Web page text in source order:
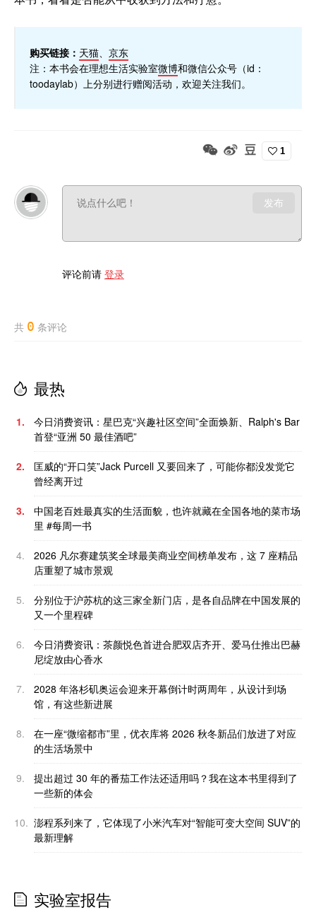
购买链接： 天猫
京东
注：本书会在理想生活实验室微博和微信公众号（id：
toodaylab）上分别进行赠阅活动，欢迎关注我们。
1
发布
评论前请 登录
共 0 条评论
最热
1.
今日消费资讯：星巴克“兴趣社区空间”全面焕新、Ralph's Bar
首登“亚洲 50 最佳酒吧”
2.
匡威的“开口笑”Jack Purcell 又要回来了，可能你都没发觉它
曾经离开过
3.
中国老百姓最真实的生活面貌，也许就藏在全国各地的菜市场
里 #每周一书
4.
2026 凡尔赛建筑奖全球最美商业空间榜单发布，这 7 座精品
店重塑了城市景观
5.
分别位于沪苏杭的这三家全新门店，是各自品牌在中国发展的
又一个里程碑
6.
今日消费资讯：茶颜悦色首进合肥双店齐开、爱马仕推出巴赫
尼绽放由心香水
7.
2028 年洛杉矶奥运会迎来开幕倒计时两周年，从设计到场
馆，有这些新进展
8.
在一座“微缩都市”里，优衣库将 2026 秋冬新品们放进了对应
的生活场景中
9.
提出超过 30 年的番茄工作法还适用吗？我在这本书里得到了
一些新的体会
10. 澎程系列来了，它体现了小米汽车对“智能可变大空间 SUV”的
最新理解
实验室报告